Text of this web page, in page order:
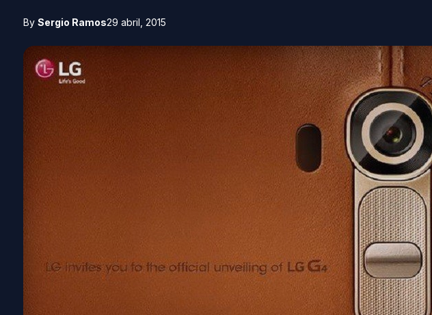
By Sergio Ramos29 abril, 2015